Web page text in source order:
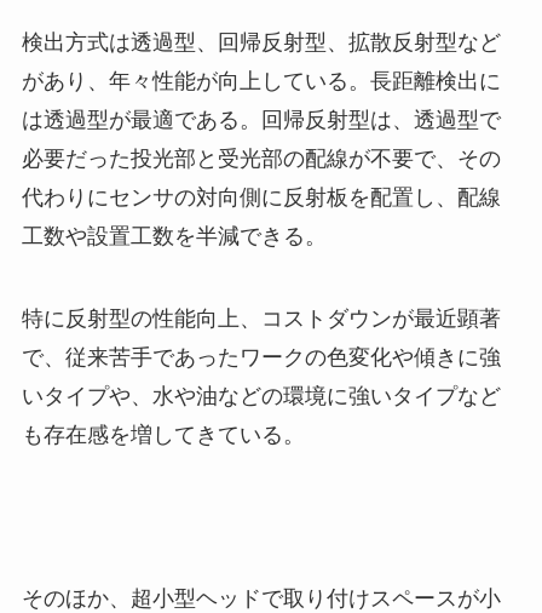
検出方式は透過型、回帰反射型、拡散反射型など
があり、年々性能が向上している。長距離検出に
は透過型が最適である。回帰反射型は、透過型で
必要だった投光部と受光部の配線が不要で、その
代わりにセンサの対向側に反射板を配置し、配線
工数や設置工数を半減できる。
特に反射型の性能向上、コストダウンが最近顕著
で、従来苦手であったワークの色変化や傾きに強
いタイプや、水や油などの環境に強いタイプなど
も存在感を増してきている。
そのほか、超小型ヘッドで取り付けスペースが小